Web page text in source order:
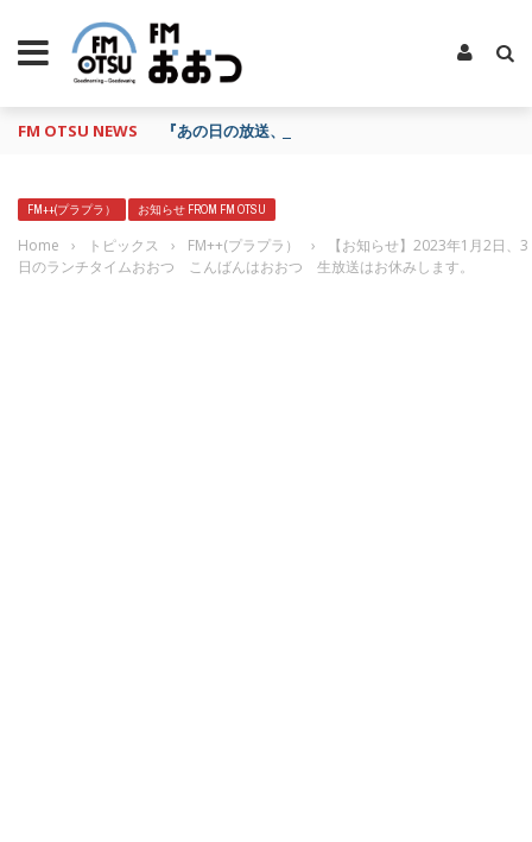
FM OTSU NEWS 『あの日の放送、もう一度聴きたいな…』にお応え
FM++(プラプラ） お知らせ FROM FM OTSU
Home › トピックス › FM++(プラプラ） ›
【お知らせ】2023年1月2日、3
日のランチタイムおおつ こんばんはおおつ 生放送はお休みします。